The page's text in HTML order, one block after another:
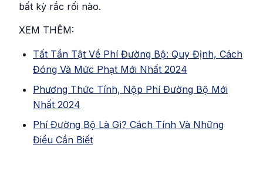
bất kỳ rắc rối nào.
XEM THÊM:
Tất Tần Tật Về Phí Đường Bộ: Quy Định, Cách
Đóng Và Mức Phạt Mới Nhất 2024
Phương Thức Tính, Nộp Phí Đường Bộ Mới
Nhất 2024
Phí Đường Bộ Là Gì? Cách Tính Và Những
Điều Cần Biết